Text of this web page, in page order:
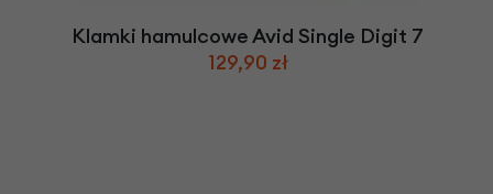
Klamki hamulcowe Avid Single Digit 7
129,90 zł